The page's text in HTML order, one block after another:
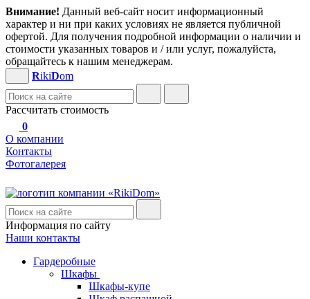
Внимание! Данный веб-сайт носит информационный
характер и ни при каких условиях не является публичной
офертой. Для получения подробной информации о наличии и
стоимости указанных товаров и / или услуг, пожалуйста,
обращайтесь к нашим менеджерам.
RikiDom
Рассчитать стоимость
0
О компании
Контакты
Фотогалерея
Информация по сайту
Наши контакты
Гардеробные
Шкафы
Шкафы-купе